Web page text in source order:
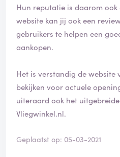
Hun reputatie is daarom ook
website kan jij ook een
gebruikers te helpen een
aankopen.
Het is verstandig de website
bekijken voor actuele
uiteraard ook het
Vliegwinkel.nl.
Geplaatst op: 05-03-2021